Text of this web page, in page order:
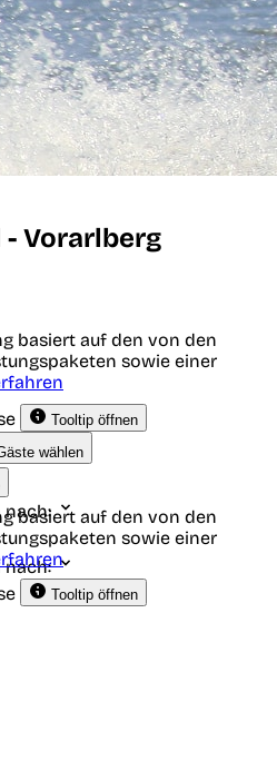
Vorarlberg
Tooltip öffnen
basiert auf den von den
sowie einer
wählen
nach:
nach:
Tooltip öffnen
basiert auf den von den
sowie einer